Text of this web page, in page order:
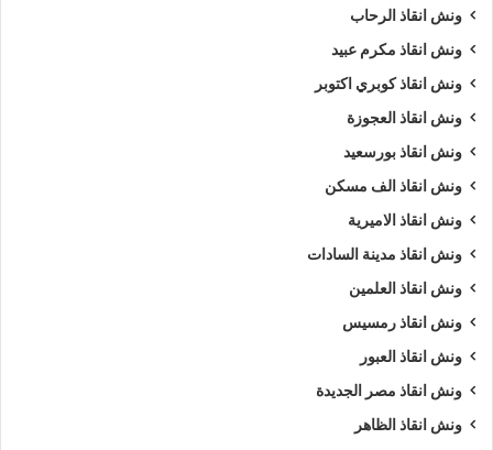
ونش انقاذ الرحاب
ونش انقاذ مكرم عبيد
ونش انقاذ كوبري اكتوبر
ونش انقاذ العجوزة
ونش انقاذ بورسعيد
ونش انقاذ الف مسكن
ونش انقاذ الاميرية
ونش انقاذ مدينة السادات
ونش انقاذ العلمين
ونش انقاذ رمسيس
ونش انقاذ العبور
ونش انقاذ مصر الجديدة
ونش انقاذ الظاهر